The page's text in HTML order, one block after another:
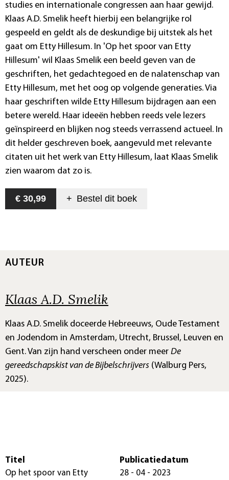
studies en internationale congressen aan haar gewijd.
Klaas A.D. Smelik heeft hierbij een belangrijke rol
gespeeld en geldt als de deskundige bij uitstek als het
gaat om Etty Hillesum. In 'Op het spoor van Etty
Hillesum' wil Klaas Smelik een beeld geven van de
geschriften, het gedachtegoed en de nalatenschap van
Etty Hillesum, met het oog op volgende generaties. Via
haar geschriften wilde Etty Hillesum bijdragen aan een
betere wereld. Haar ideeën hebben reeds vele lezers
geïnspireerd en blijken nog steeds verrassend actueel. In
dit helder geschreven boek, aangevuld met relevante
citaten uit het werk van Etty Hillesum, laat Klaas Smelik
zien waarom dat zo is.
€ 30,99 + Bestel dit boek
AUTEUR
Klaas A.D. Smelik
Klaas A.D. Smelik doceerde Hebreeuws, Oude Testament
en Jodendom in Amsterdam, Utrecht, Brussel, Leuven en
Gent. Van zijn hand verscheen onder meer De
gereedschapskist van de Bijbelschrijvers (Walburg Pers,
2025).
Titel
Op het spoor van Etty
Publicatiedatum
28 - 04 - 2023